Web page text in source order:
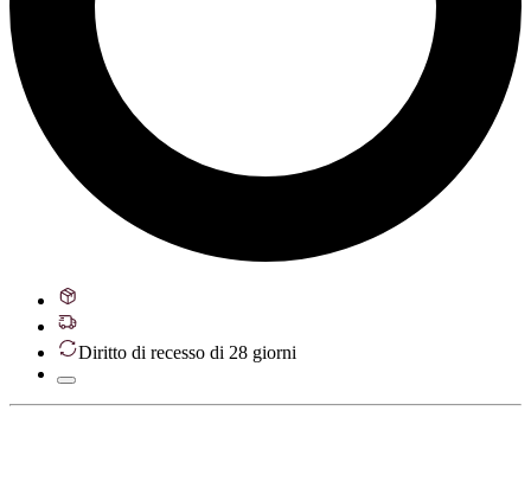
Diritto di recesso di 28 giorni